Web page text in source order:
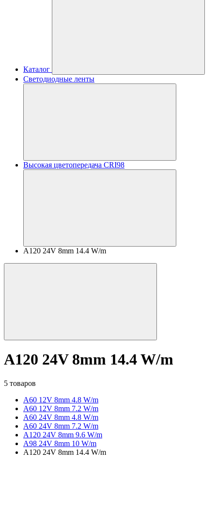
Каталог
Светодиодные ленты
Высокая цветопередача CRI98
A120 24V 8mm 14.4 W/m
A120 24V 8mm 14.4 W/m
5 товаров
A60 12V 8mm 4.8 W/m
A60 12V 8mm 7.2 W/m
A60 24V 8mm 4.8 W/m
A60 24V 8mm 7.2 W/m
A120 24V 8mm 9.6 W/m
A98 24V 8mm 10 W/m
A120 24V 8mm 14.4 W/m